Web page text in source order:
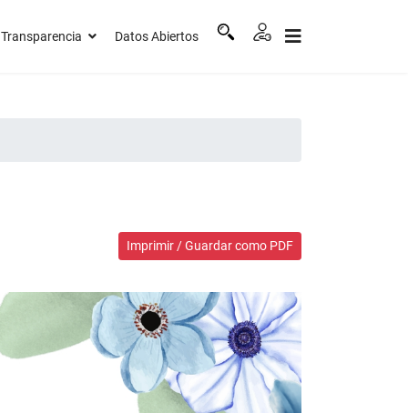
Transparencia Datos Abiertos
Imprimir / Guardar como PDF